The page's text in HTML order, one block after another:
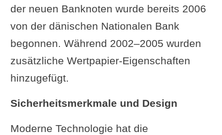
der neuen Banknoten wurde bereits 2006
von der dänischen Nationalen Bank
begonnen. Während 2002–2005 wurden
zusätzliche Wertpapier-Eigenschaften
hinzugefügt.
Sicherheitsmerkmale und Design
Moderne Technologie hat die